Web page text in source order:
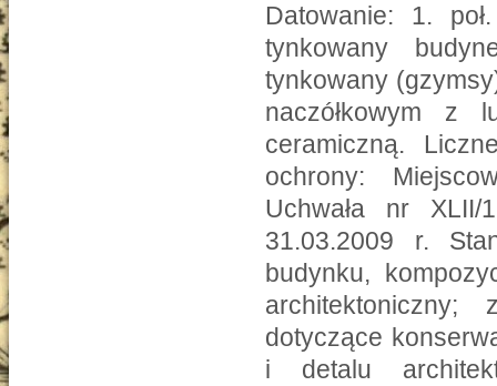
Datowanie: 1.
tynkowany
tynkowany
naczółkowym z
ceramiczną.
ochrony:
Uchwała nr
31.03.2009 r.
budynku,
dotyczące
i detalu